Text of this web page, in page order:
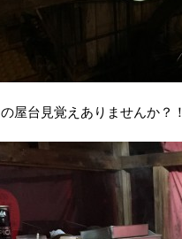
屋台見覚えありませんか？！